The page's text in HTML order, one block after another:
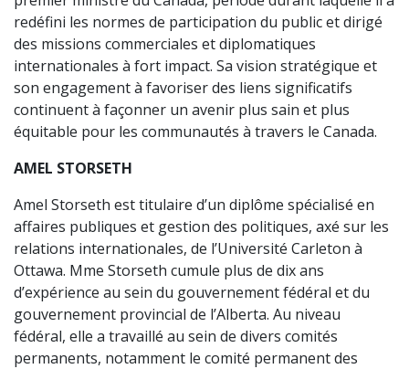
redéfini les normes de participation du public et dirigé
des missions commerciales et diplomatiques
internationales à fort impact. Sa vision stratégique et
son engagement à favoriser des liens significatifs
continuent à façonner un avenir plus sain et plus
équitable pour les communautés à travers le Canada.
AMEL STORSETH
Amel Storseth est titulaire d’un diplôme spécialisé en
affaires publiques et gestion des politiques, axé sur les
relations internationales, de l’Université Carleton à
Ottawa. Mme Storseth cumule plus de dix ans
d’expérience au sein du gouvernement fédéral et du
gouvernement provincial de l’Alberta. Au niveau
fédéral, elle a travaillé au sein de divers comités
permanents, notamment le comité permanent des